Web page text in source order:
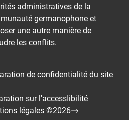
administratives de la
germanophone et
une autre manière de
les conflits.
de confidentialité du site
sur l'accessIibilité
légales ©2026